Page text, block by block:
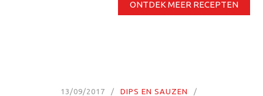
ONTDEK MEER RECEPTEN
13/09/2017 DIPS EN SAUZEN